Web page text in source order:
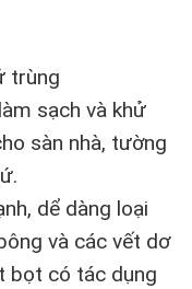
trùng
sạch và khử
sàn nhà, tường
dể dàng loại
và các vết dơ
bọt có tác dụng